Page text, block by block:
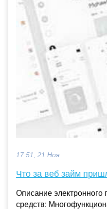
17:51, 21 Ноя
Что за веб займ
Описание
средств: